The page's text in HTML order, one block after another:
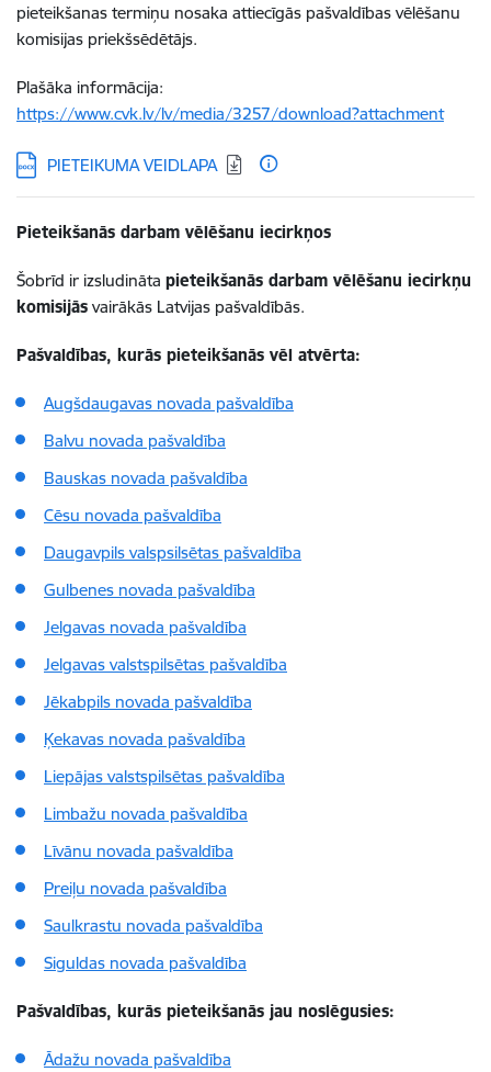
pieteikšanas termiņu nosaka attiecīgās pašvaldības vēlēšanu
komisijas priekšsēdētājs.
Plašāka informācija:
https://www.cvk.lv/lv/media/3257/download?attachment
Lejupielādēt:
PIETEIKUMA VEIDLAPA
Pieteikšanās darbam vēlēšanu iecirkņos
Šobrīd ir izsludināta pieteikšanās darbam vēlēšanu iecirkņu
komisijās vairākās Latvijas pašvaldībās.
Pašvaldības, kurās pieteikšanās vēl atvērta:
Augšdaugavas novada pašvaldība
Balvu novada pašvaldība
Bauskas novada pašvaldība
Cēsu novada pašvaldība
Daugavpils valspsilsētas pašvaldība
Gulbenes novada pašvaldība
Jelgavas novada pašvaldība
Jelgavas valstspilsētas pašvaldība
Jēkabpils novada pašvaldība
Ķekavas novada pašvaldība
Liepājas valstspilsētas pašvaldība
Limbažu novada pašvaldība
Līvānu novada pašvaldība
Preiļu novada pašvaldība
Saulkrastu novada pašvaldība
Siguldas novada pašvaldība
Pašvaldības, kurās pieteikšanās jau noslēgusies:
Ādažu novada pašvaldība